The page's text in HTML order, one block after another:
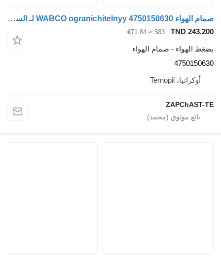
صمام الهواء WABCO ogranichitelnyy 4750150630 لـ السيارات القاطرة Volvo FH12
TND
$83
≈ €71.84
الهواء - صمام الهواء
أوكرانيا، Ternopil